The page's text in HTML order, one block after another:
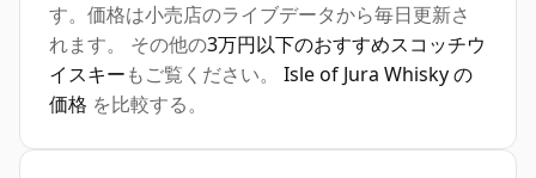
す。価格は小売店のライブデータから毎日更新さ
れます。 その他の3万円以下のおすすめスコッチウ
イスキーもご覧ください。 Isle of Jura Whisky の
価格 を比較する。